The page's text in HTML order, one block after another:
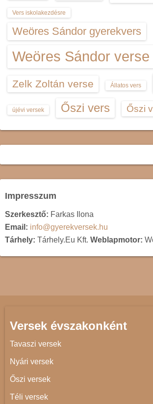
Vers iskolakezdésre
Weöres Sándor gyerekvers
Weöres Sándor verse
Zelk Zoltán verse Állatos vers
újévi versek Őszi vers Őszi
Impresszum
Szerkesztő: Farkas Ilona
Email: info@gyerekversek.hu
Tárhely: Tárhely.Eu Kft. Weblapmotor:
Versek évszakonként
Tavaszi versek
Nyári versek
Őszi versek
Téli versek